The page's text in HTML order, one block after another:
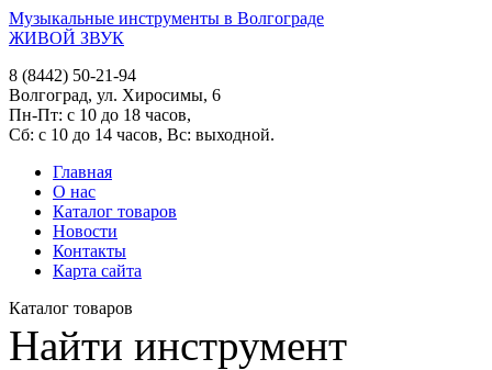
Музыкальные инструменты в Волгограде
ЖИВОЙ ЗВУК
8 (8442) 50-21-94
Волгоград, ул. Хиросимы, 6
Пн-Пт: с 10 до 18 часов,
Сб: с 10 до 14 часов, Вс: выходной.
Главная
О нас
Каталог товаров
Новости
Контакты
Карта сайта
Каталог товаров
Найти инструмент